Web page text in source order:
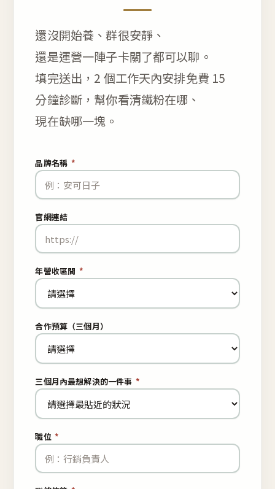
還沒開始養、群很安靜、
還是運營一陣子卡關了都可以聊。
填完送出，2 個工作天內安排免費 15
分鐘診斷，幫你看清鐵粉在哪、
現在缺哪一塊。
品牌名稱 *
官網連結
年營收區間 *
合作預算（三個月）
三個月內最想解決的一件事 *
職位 *